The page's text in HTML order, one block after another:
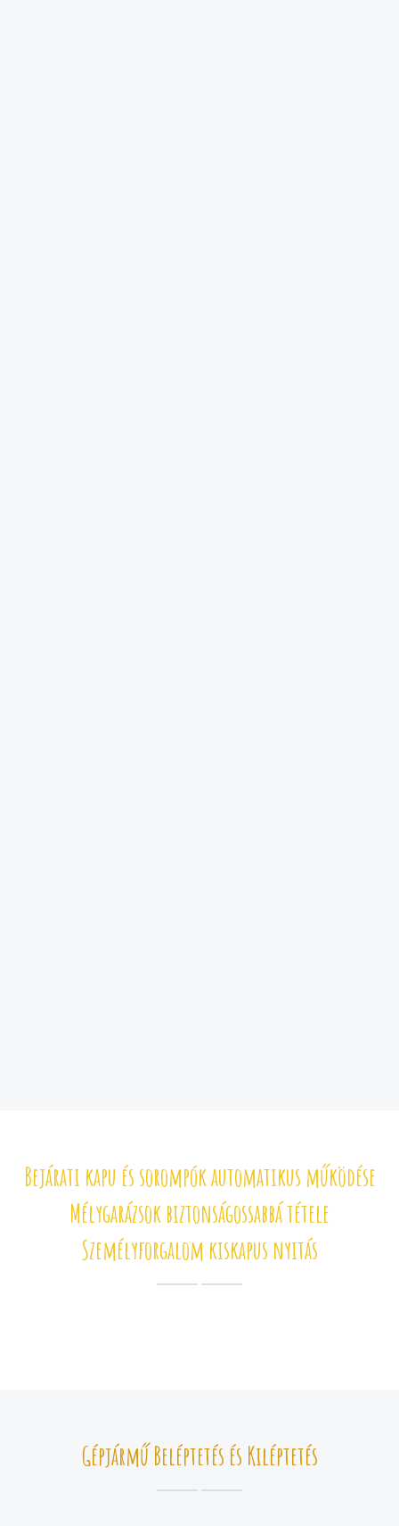
Bejárati kapu és sorompók automatikus működése
Mélygarázsok biztonságossabbá tétele
Személyforgalom kiskapus nyitás
Gépjármű Beléptetés és Kiléptetés